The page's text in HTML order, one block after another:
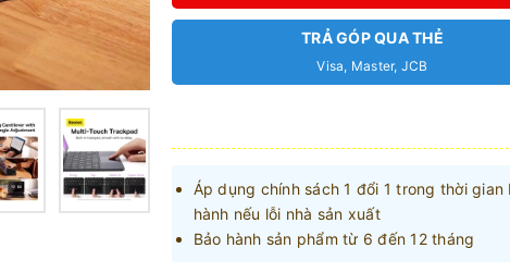
TRẢ GÓP QUA THẺ
Visa, Master, JCB
Áp dụng chính sách 1 đổi 1 trong thời gian
hành nếu lỗi nhà sản xuất
Bảo hành sản phẩm từ 6 đến 12 tháng